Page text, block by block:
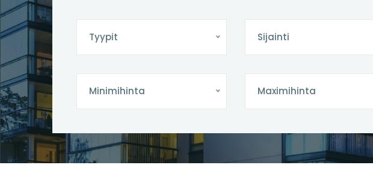
Tyypit Sijainti
Minimihinta Maximihinta